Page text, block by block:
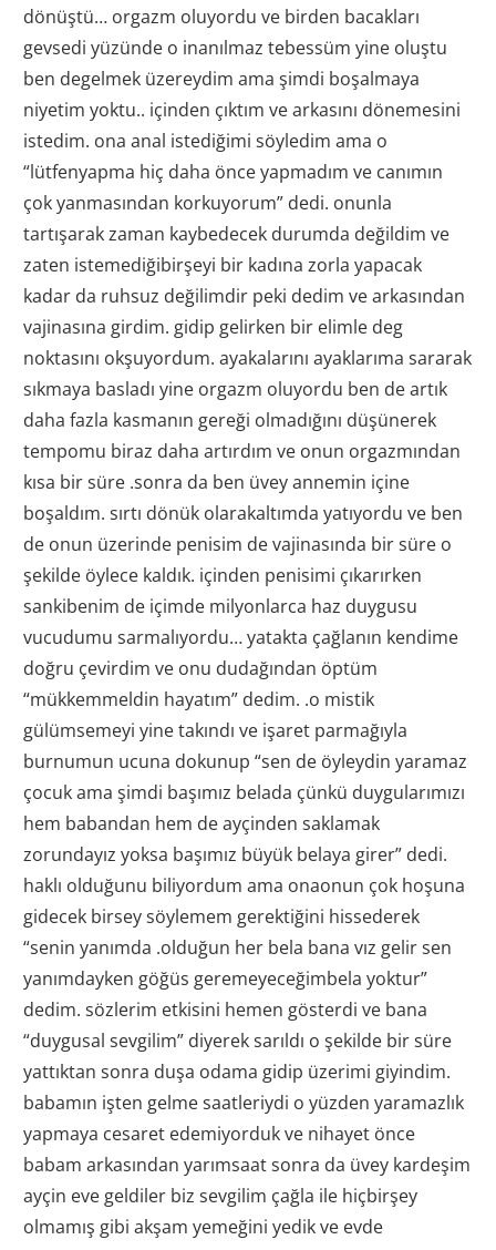
dönüştü… orgazm oluyordu ve birden bacakları
gevsedi yüzünde o inanılmaz tebessüm yine oluştu
ben degelmek üzereydim ama şimdi boşalmaya
niyetim yoktu.. içinden çıktım ve arkasını dönemesini
istedim. ona anal istediğimi söyledim ama o
“lütfenyapma hiç daha önce yapmadım ve canımın
çok yanmasından korkuyorum” dedi. onunla
tartışarak zaman kaybedecek durumda değildim ve
zaten istemediğibirşeyi bir kadına zorla yapacak
kadar da ruhsuz değilimdir peki dedim ve arkasından
vajinasına girdim. gidip gelirken bir elimle deg
noktasını okşuyordum. ayakalarını ayaklarıma sararak
sıkmaya basladı yine orgazm oluyordu ben de artık
daha fazla kasmanın gereği olmadığını düşünerek
tempomu biraz daha artırdım ve onun orgazmından
kısa bir süre .sonra da ben üvey annemin içine
boşaldım. sırtı dönük olarakaltımda yatıyordu ve ben
de onun üzerinde penisim de vajinasında bir süre o
şekilde öylece kaldık. içinden penisimi çıkarırken
sankibenim de içimde milyonlarca haz duygusu
vucudumu sarmalıyordu… yatakta çağlanın kendime
doğru çevirdim ve onu dudağından öptüm
“mükkemmeldin hayatım” dedim. .o mistik
gülümsemeyi yine takındı ve işaret parmağıyla
burnumun ucuna dokunup “sen de öyleydin yaramaz
çocuk ama şimdi başımız belada çünkü duygularımızı
hem babandan hem de ayçinden saklamak
zorundayız yoksa başımız büyük belaya girer” dedi.
haklı olduğunu biliyordum ama onaonun çok hoşuna
gidecek birsey söylemem gerektiğini hissederek
“senin yanımda .olduğun her bela bana vız gelir sen
yanımdayken göğüs geremeyeceğimbela yoktur”
dedim. sözlerim etkisini hemen gösterdi ve bana
“duygusal sevgilim” diyerek sarıldı o şekilde bir süre
yattıktan sonra duşa odama gidip üzerimi giyindim.
babamın işten gelme saatleriydi o yüzden yaramazlık
yapmaya cesaret edemiyorduk ve nihayet önce
babam arkasından yarımsaat sonra da üvey kardeşim
ayçin eve geldiler biz sevgilim çağla ile hiçbirşey
olmamış gibi akşam yemeğini yedik ve evde